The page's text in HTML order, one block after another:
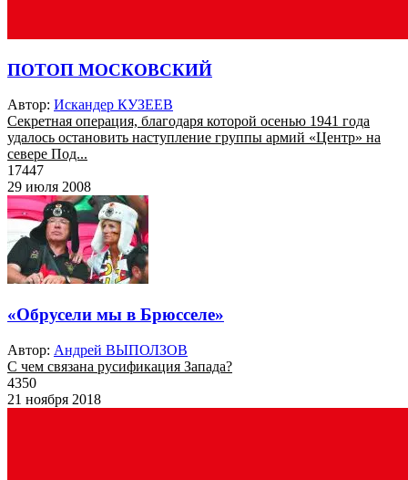
ПОТОП МОСКОВСКИЙ
Автор: Искандер КУЗЕЕВ
Секретная операция, благодаря которой осенью 1941 года
удалось остановить наступление группы армий «Центр» на
севере Под...
17447
29 июля 2008
«Обрусели мы в Брюсселе»
Автор: Андрей ВЫПОЛЗОВ
С чем связана русификация Запада?
4350
21 ноября 2018